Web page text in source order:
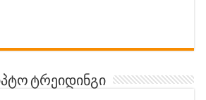
ტრეიდინგი